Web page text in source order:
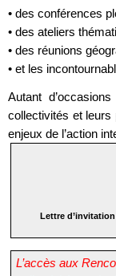
• des conférences
• des ateliers
• des réunions
• et les
Autant
collectivités et leurs
enjeux de l’action
Lettre
L’accès aux